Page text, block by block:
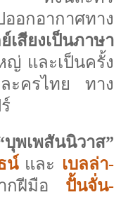
ออกอากาศทาง
เสียงเป็นภาษา
ญ่ และเป็นครั้ง
ละครไทย ทาง
บุพเพสันนิวาส”
น์ และ เบลล่า-
กฝีมือ ปั้นจั่น-